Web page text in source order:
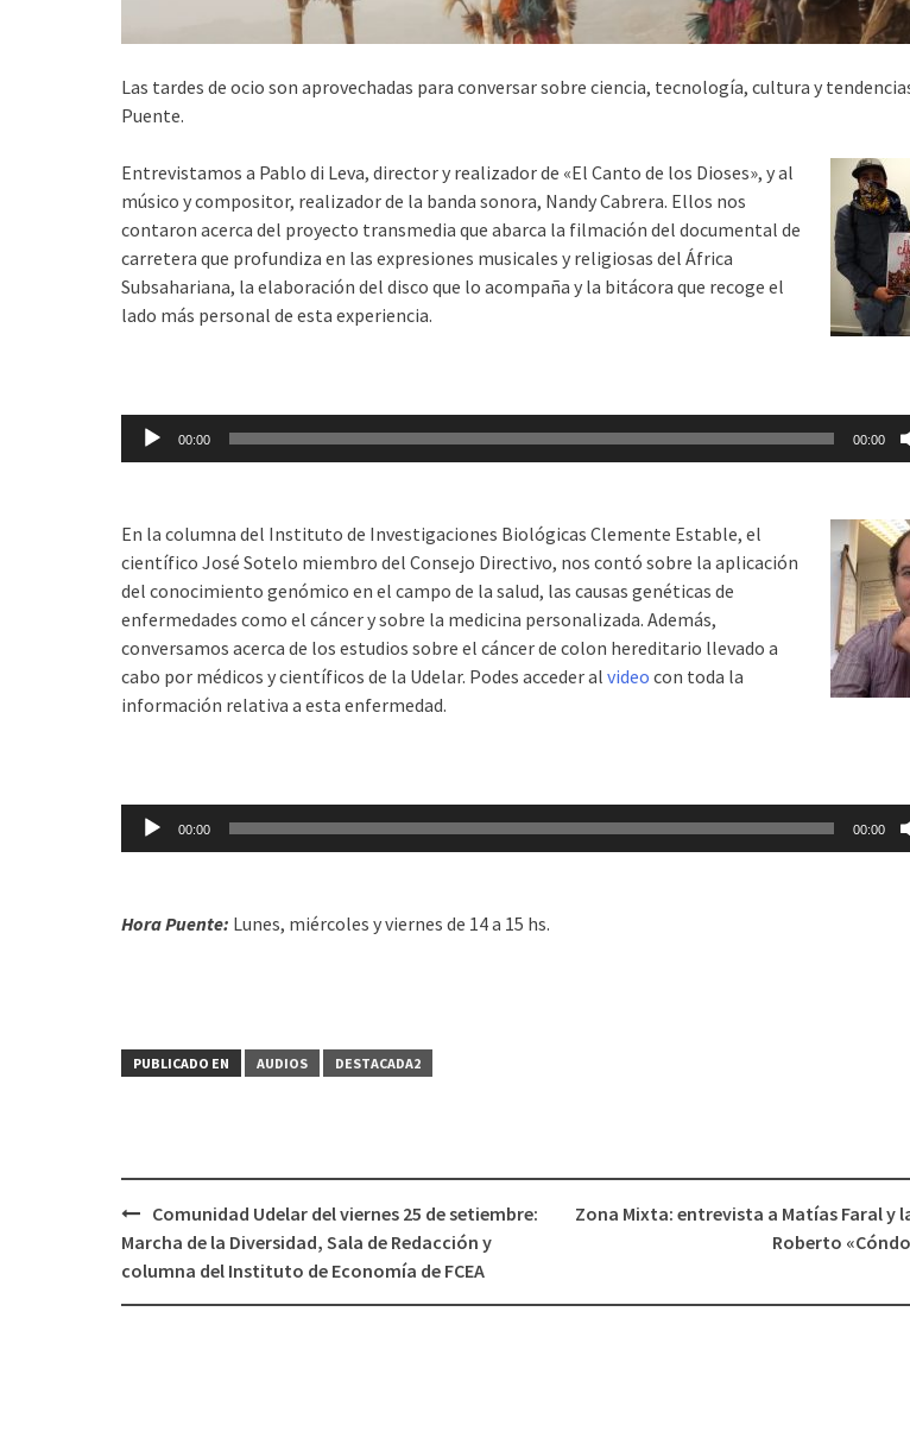
Las tardes de ocio son aprovechadas para conversar sobre ciencia, tecnología, cultura y
Puente.
Entrevistamos a Pablo di Leva, director y realizador de «El Canto de los Dioses», y al
músico y compositor, realizador de la banda sonora, Nandy Cabrera. Ellos nos
contaron acerca del proyecto transmedia que abarca la filmación del documental de
carretera que profundiza en las expresiones musicales y religiosas del África
Subsahariana, la elaboración del disco que lo acompaña y la bitácora que recoge el
lado más personal de esta experiencia.
Reproductor
00:00 00:00
En la columna del Instituto de Investigaciones Biológicas Clemente Estable, el
científico José Sotelo miembro del Consejo Directivo, nos contó sobre la aplicación
del conocimiento genómico en el campo de la salud, las causas genéticas de
enfermedades como el cáncer y sobre la medicina personalizada. Además,
conversamos acerca de los estudios sobre el cáncer de colon hereditario llevado a
cabo por médicos y científicos de la Udelar. Podes acceder al video con toda la
información relativa a esta enfermedad.
Reproductor
00:00 00:00
Hora Puente: Lunes, miércoles y viernes de 14 a 15 hs.
PUBLICADO EN AUDIOS DESTACADA2
Navegación
de
Comunidad Udelar del viernes 25 de setiembre:
Marcha de la Diversidad, Sala de Redacción y
columna del Instituto de Economía de FCEA
Zona Mixta: entrevista a Matías Faral y
Roberto